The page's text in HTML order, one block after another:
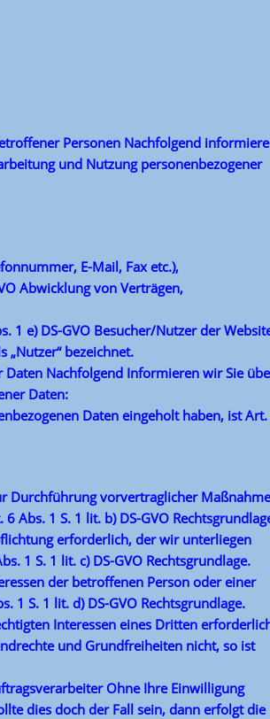
Personen Nachfolgend
und Nutzung personenbezogener
E-Mail, Fax etc.),
Abwicklung von Verträgen,
1 e) DS-GVO Besucher/Nutzer der
„Nutzer“ bezeichnet.
Nachfolgend Informieren wir Sie
Daten:
Daten eingeholt haben, ist Art.
Durchführung vorvertraglicher
Abs. 1 S. 1 lit. b) DS-GVO
erforderlich, der wir unterliegen
1 S. 1 lit. c) DS-GVO Rechtsgrundlage.
der betroffenen Person oder einer
1 S. 1 lit. d) DS-GVO Rechtsgrundlage.
Interessen eines Dritten
und Grundfreiheiten nicht, so ist
Ohne Ihre Einwilligung
dies doch der Fall sein, dann erfolgt die